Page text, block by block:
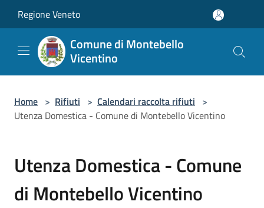
Regione Veneto
Comune di Montebello
Vicentino
Home > Rifiuti > Calendari raccolta rifiuti >
Utenza Domestica - Comune di Montebello Vicentino
Utenza Domestica - Comune
di Montebello Vicentino